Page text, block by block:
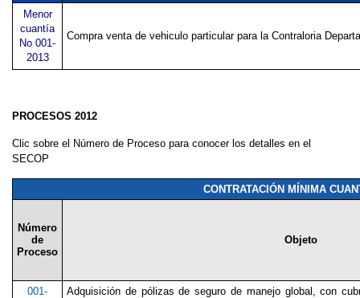
Menor
cuantía
No 001-
2013
Compra venta de vehiculo particular para la Contraloria
PROCESOS 2012
Clic sobre el Número de Proceso para conocer los detalles en el
SECOP
CONTRATACIÓN MÍNIMA
Número
de
Proceso
Objeto
001-
Adquisición de pólizas de seguro de manejo global, con